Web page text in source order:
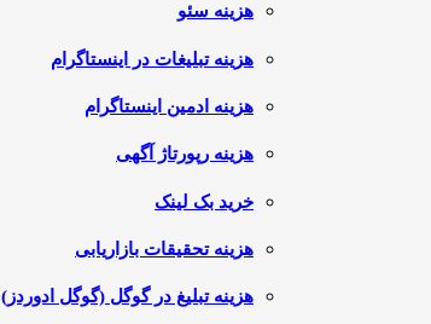
هزینه سئو
هزینه تبلیغات در اینستاگرام
هزینه ادمین اینستاگرام
هزینه رپورتاژ آگهی
خرید بک لینک
هزینه تحقیقات بازاریابی
هزینه تبلیغ در گوگل (گوگل ادوردز)